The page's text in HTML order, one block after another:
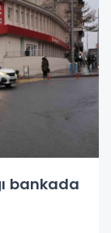
bankada